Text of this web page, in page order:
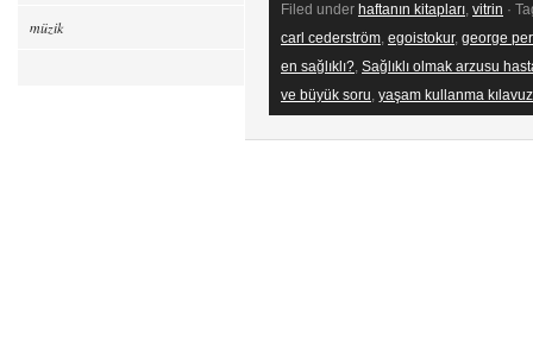
Filed under haftanın kitapları, vitrin ·
carl cederström, egoistokur, george
en sağlıklı?, Sağlıklı olmak arzusu
ve büyük soru, yaşam kullanma
müzik